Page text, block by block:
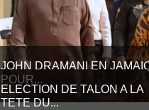
JOHN DRAMANI EN
POUR...
ELECTION DE TALON A LA
TETE DU...